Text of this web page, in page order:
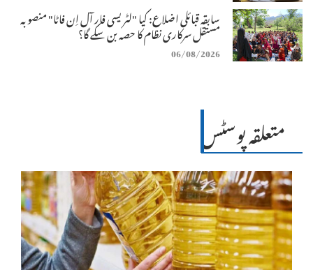
سابقہ قبائلی اضلاع: کیا "لٹریسی فار آل اِن فاٹا" منصوبہ
مستقل سرکاری نظام کا حصہ بن سکے گا؟
06/08/2026
متعلقہ پوسٹس